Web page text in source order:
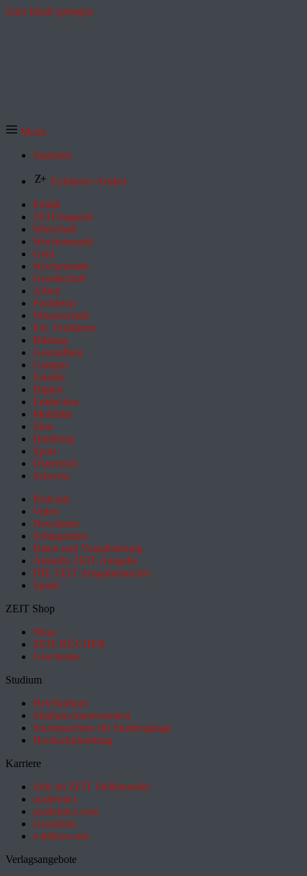
Zum Inhalt springen
Menü
Startseite
Exklusive Artikel
Politik
ZEITmagazin
Wirtschaft
Wochenmarkt
Geld
Wochenende
Gesellschaft
Arbeit
Feuilleton
Wissenschaft
Pol. Feuilleton
Bildung
Gesundheit
Campus
Familie
Digital
Entdecken
Mobilität
Sinn
Hamburg
Sport
Österreich
Schweiz
Podcasts
Video
Newsletter
Schlagzeilen
Daten und Visualisierung
Aktuelle ZEIT-Ausgabe
DIE ZEIT Ausgabenarchiv
Spiele
ZEIT Shop
Shop
ZEIT BÜCHER
Geschenke
Studium
HeyStudium
Studium-Interessentest
Suchmaschine für Studiengänge
Hochschulranking
Karriere
Jobs im ZEIT Stellenmarkt
academics
academics.com
GoodJobs
e-fellows.net
Verlagsangebote